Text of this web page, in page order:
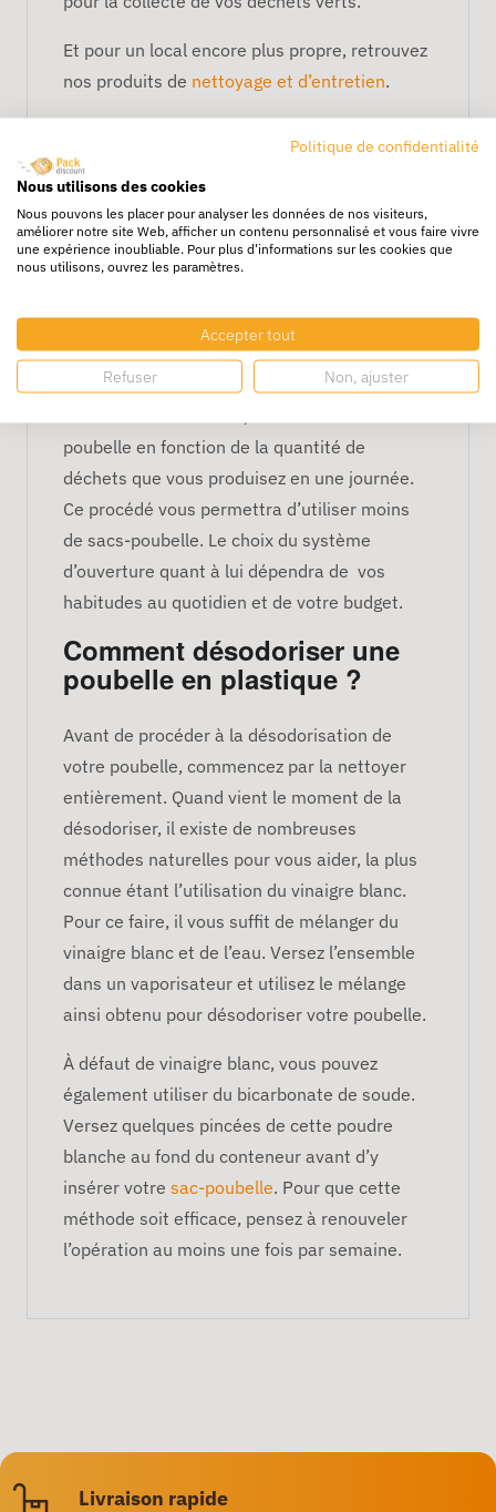
Et pour un local encore plus propre, retrouvez
nos produits de nettoyage et d’entretien.
France grâce à notre service de livraison.
Comment choisir une
poubelle de cuisine : 25L,
50L ou 100L ?
Outre le côté esthétique pour se marier à
votre intérieur, une poubelle de cuisine se doit
d’être résistante et facile d’entretien. En
poubelle en fonction de la quantité de
déchets que vous produisez en une journée.
Ce procédé vous permettra d’utiliser moins
de sacs-poubelle. Le choix du système
d’ouverture quant à lui dépendra de vos
habitudes au quotidien et de votre budget.
Comment désodoriser une
poubelle en plastique ?
Avant de procéder à la désodorisation de
votre poubelle, commencez par la nettoyer
entièrement. Quand vient le moment de la
désodoriser, il existe de nombreuses
méthodes naturelles pour vous aider, la plus
connue étant l’utilisation du vinaigre blanc.
Pour ce faire, il vous suffit de mélanger du
vinaigre blanc et de l’eau. Versez l’ensemble
dans un vaporisateur et utilisez le mélange
ainsi obtenu pour désodoriser votre poubelle.
À défaut de vinaigre blanc, vous pouvez
également utiliser du bicarbonate de soude.
Versez quelques pincées de cette poudre
blanche au fond du conteneur avant d’y
insérer votre sac-poubelle. Pour que cette
méthode soit efficace, pensez à renouveler
l’opération au moins une fois par semaine.
Livraison rapide
Politique de confidentialité
Nous utilisons des cookies
Nous pouvons les placer pour analyser les données de nos visiteurs,
améliorer notre site Web, afficher un contenu personnalisé et vous faire vivre
une expérience inoubliable. Pour plus d'informations sur les cookies que
nous utilisons, ouvrez les paramètres.
Accepter tout
Refuser Non, ajuster